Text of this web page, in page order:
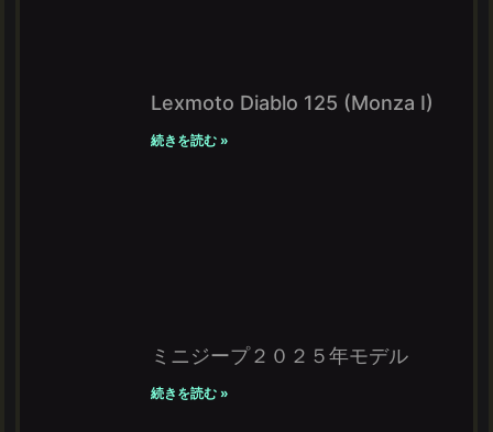
Lexmoto Diablo 125 (Monza I)
続きを読む »
ミニジープ２０２５年モデル
続きを読む »